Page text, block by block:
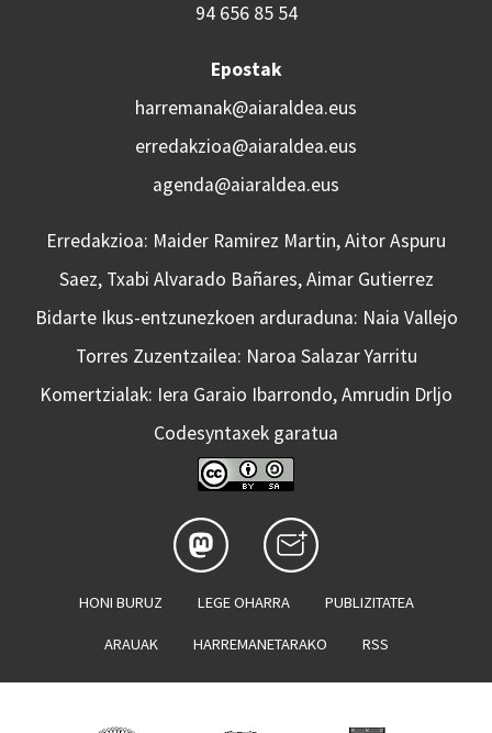
94 656 85 54
Epostak
harremanak@aiaraldea.eus
erredakzioa@aiaraldea.eus
agenda@aiaraldea.eus
Erredakzioa: Maider Ramirez Martin, Aitor Aspuru
Saez, Txabi Alvarado Bañares, Aimar Gutierrez
Bidarte Ikus-entzunezkoen arduraduna: Naia Vallejo
Torres Zuzentzailea: Naroa Salazar Yarritu
Komertzialak: Iera Garaio Ibarrondo, Amrudin Drljo
Codesyntaxek garatua
HONI BURUZ LEGE OHARRA PUBLIZITATEA
ARAUAK HARREMANETARAKO RSS